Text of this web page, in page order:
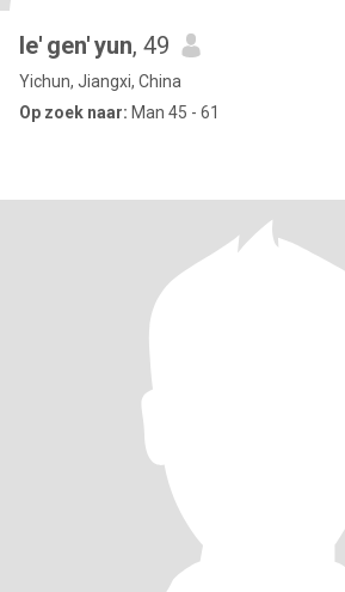
le' gen' yun, 49
Yichun, Jiangxi, China
Op zoek naar: Man 45 - 61